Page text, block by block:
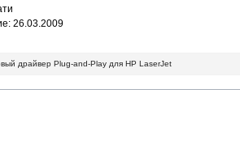
26.03.2009
драйвер Plug-and-Play для HP LaserJet